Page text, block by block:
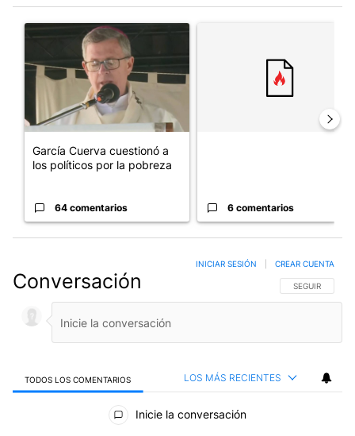
Un artículo de tendencia con el título "García Cuerva
García Cuerva cuestionó a
los políticos por la pobreza
64 comentarios 6 comentarios
Conversación SIGA ESTA
SEGUIR
INICIAR SESIÓN CREAR CUENTA
TODOS LOS COMENTARIOS LOS MÁS RECIENTES
Todos los comentarios
Inicie la conversación